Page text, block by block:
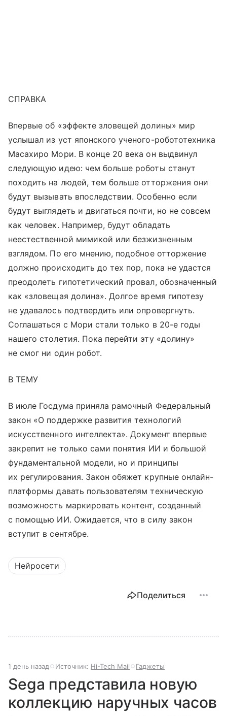
СПРАВКА
Впервые об «эффекте зловещей долины» мир
услышал из уст японского ученого-робототехника
Масахиро Мори. В конце 20 века он выдвинул
следующую идею: чем больше роботы станут
походить на людей, тем больше отторжения они
будут вызывать впоследствии. Особенно если
будут выглядеть и двигаться почти, но не совсем
как человек. Например, будут обладать
неестественной мимикой или безжизненным
взглядом. По его мнению, подобное отторжение
должно происходить до тех пор, пока не удастся
преодолеть гипотетический провал, обозначенный
как «зловещая долина». Долгое время гипотезу
не удавалось подтвердить или опровергнуть.
Соглашаться с Мори стали только в 20-е годы
нашего столетия. Пока перейти эту «долину»
не смог ни один робот.
В ТЕМУ
В июле Госдума приняла рамочный Федеральный
закон «О поддержке развития технологий
искусственного интеллекта». Документ впервые
закрепит не только сами понятия ИИ и большой
фундаментальной модели, но и принципы
их регулирования. Закон обяжет крупные онлайн-
платформы давать пользователям техническую
возможность маркировать контент, созданный
с помощью ИИ. Ожидается, что в силу закон
вступит в сентябре.
Нейросети
Поделиться
1 день назад Источник: Hi-Tech Mail Гаджеты
Sega представила новую
коллекцию наручных часов